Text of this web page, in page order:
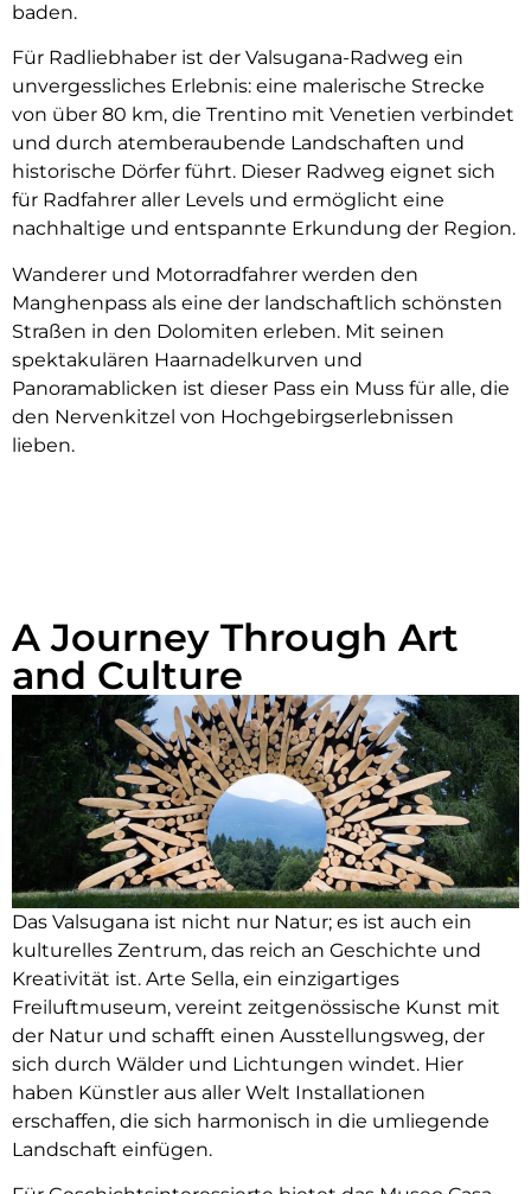
baden.
Für Radliebhaber ist der Valsugana-Radweg ein
unvergessliches Erlebnis: eine malerische Strecke
von über 80 km, die Trentino mit Venetien verbindet
und durch atemberaubende Landschaften und
historische Dörfer führt. Dieser Radweg eignet sich
für Radfahrer aller Levels und ermöglicht eine
nachhaltige und entspannte Erkundung der Region.
Wanderer und Motorradfahrer werden den
Manghenpass als eine der landschaftlich schönsten
Straßen in den Dolomiten erleben. Mit seinen
spektakulären Haarnadelkurven und
Panoramablicken ist dieser Pass ein Muss für alle, die
den Nervenkitzel von Hochgebirgserlebnissen
lieben.
A Journey Through Art
and Culture
Das Valsugana ist nicht nur Natur; es ist auch ein
kulturelles Zentrum, das reich an Geschichte und
Kreativität ist. Arte Sella, ein einzigartiges
Freiluftmuseum, vereint zeitgenössische Kunst mit
der Natur und schafft einen Ausstellungsweg, der
sich durch Wälder und Lichtungen windet. Hier
haben Künstler aus aller Welt Installationen
erschaffen, die sich harmonisch in die umliegende
Landschaft einfügen.